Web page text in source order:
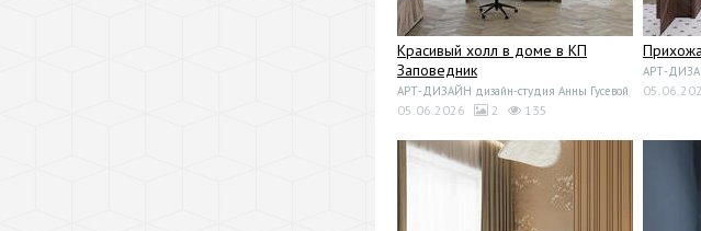
Красивый холл в доме в КП
Заповедник
АРТ-ДИЗАЙН дизайн-студия Анны Гусевой
05.06.2026 2 135
АРТ-